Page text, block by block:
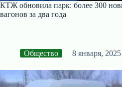
КТЖ обновила парк: более 300
вагонов за два года
Общество 8 января, 2025